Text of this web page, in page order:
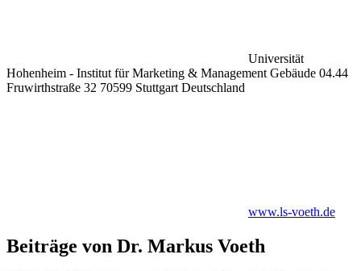
Universität
Hohenheim - Institut für Marketing & Management Gebäude 04.44
Fruwirthstraße 32 70599 Stuttgart Deutschland
www.ls-voeth.de
Beiträge von Dr. Markus Voeth